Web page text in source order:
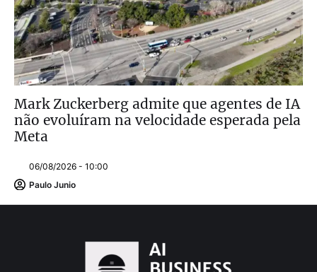
Mark Zuckerberg admite que agentes de IA
não evoluíram na velocidade esperada pela
Meta
06/08/2026 - 10:00
Paulo Junio